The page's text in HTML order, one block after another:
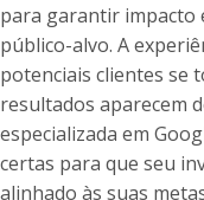
para garantir impacto
público-alvo. A
potenciais clientes se
resultados aparecem
especializada em
certas para que seu
alinhado às suas